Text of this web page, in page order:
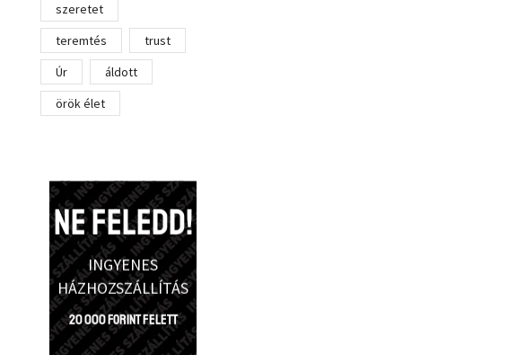
szeretet
teremtés
trust
Úr
áldott
örök élet
NE FELEDD!
INGYENES
HÁZHOZSZÁLLÍTÁS
20 000 Forint felett